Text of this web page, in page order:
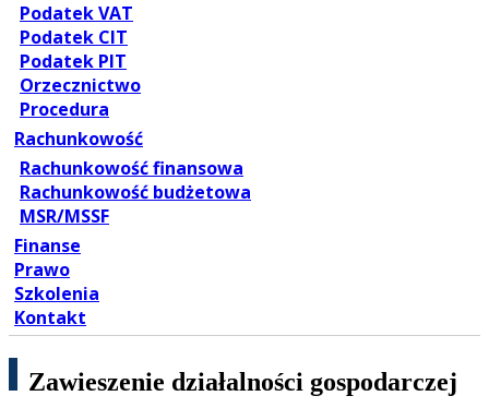
Podatek VAT
Podatek CIT
Podatek PIT
Orzecznictwo
Procedura
Rachunkowość
Rachunkowość finansowa
Rachunkowość budżetowa
MSR/MSSF
Finanse
Prawo
Szkolenia
Kontakt
Zawieszenie działalności gospodarczej